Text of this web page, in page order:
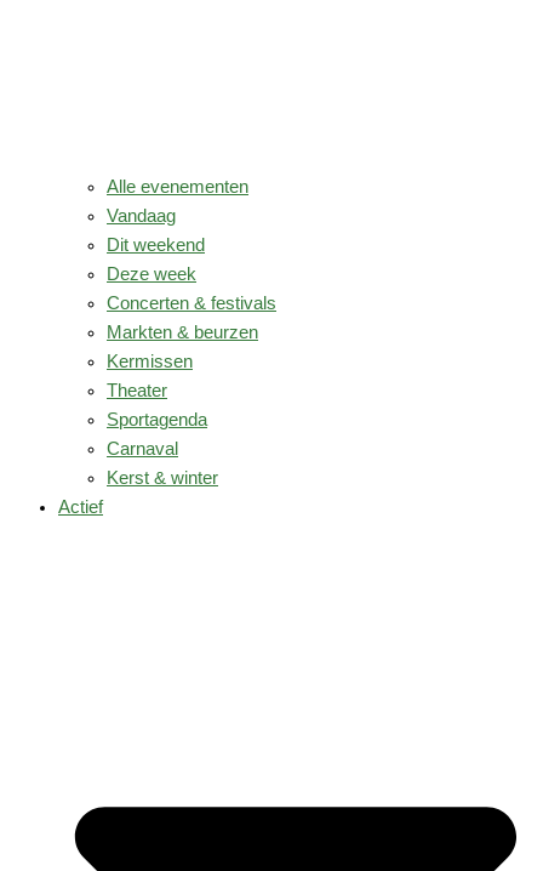
Alle evenementen
Vandaag
Dit weekend
Deze week
Concerten & festivals
Markten & beurzen
Kermissen
Theater
Sportagenda
Carnaval
Kerst & winter
Actief